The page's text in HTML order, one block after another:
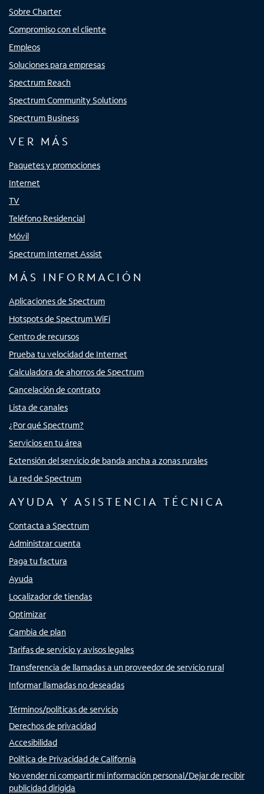
Sobre Charter
Compromiso con el cliente
Empleos
Soluciones para empresas
Spectrum Reach
Spectrum Community Solutions
Spectrum Business
VER MÁS
Paquetes y promociones
Internet
TV
Teléfono Residencial
Móvil
Spectrum Internet Assist
MÁS INFORMACIÓN
Aplicaciones de Spectrum
Hotspots de Spectrum WiFi
Centro de recursos
Prueba tu velocidad de Internet
Calculadora de ahorros de Spectrum
Cancelación de contrato
Lista de canales
¿Por qué Spectrum?
Servicios en tu área
Extensión del servicio de banda ancha a zonas rurales
La red de Spectrum
AYUDA Y ASISTENCIA TÉCNICA
Contacta a Spectrum
Administrar cuenta
Paga tu factura
Ayuda
Localizador de tiendas
Optimizar
Cambia de plan
Tarifas de servicio y avisos legales
Transferencia de llamadas a un proveedor de servicio rural
Informar llamadas no deseadas
Términos/políticas de servicio
Derechos de privacidad
Accesibilidad
Política de Privacidad de California
No vender ni compartir mi información personal/Dejar de recibir
publicidad dirigida